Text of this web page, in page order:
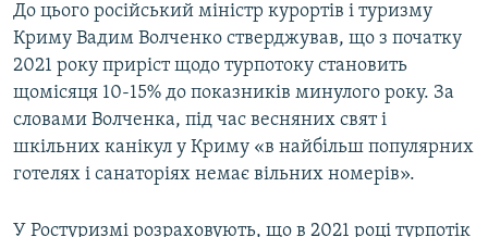
До цього російський міністр курортів і туризму
Криму Вадим Волченко стверджував, що з початку
2021 року приріст щодо турпотоку становить
щомісяця 10-15% до показників минулого року. За
словами Волченка, під час весняних свят і
шкільних канікул у Криму «в найбільш популярних
готелях і санаторіях немає вільних номерів».
У Ростуризмі розраховують, що в 2021 році турпотік